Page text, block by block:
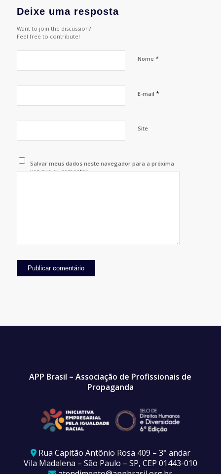
Deixe uma resposta
Want to join the discussion?
Feel free to contribute!
Nome *
E-mail *
Site
Salvar meus dados neste navegador para a próxima
vez que eu comentar.
APP Brasil – Associação de Profissionais de
Propaganda
Rua Capitão Antônio Rosa 409 – 3° andar
Vila Madalena – São Paulo – SP, CEP 01443-010